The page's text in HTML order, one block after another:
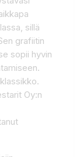
sillä
grafiitin
sopii hyvin
Oy:n